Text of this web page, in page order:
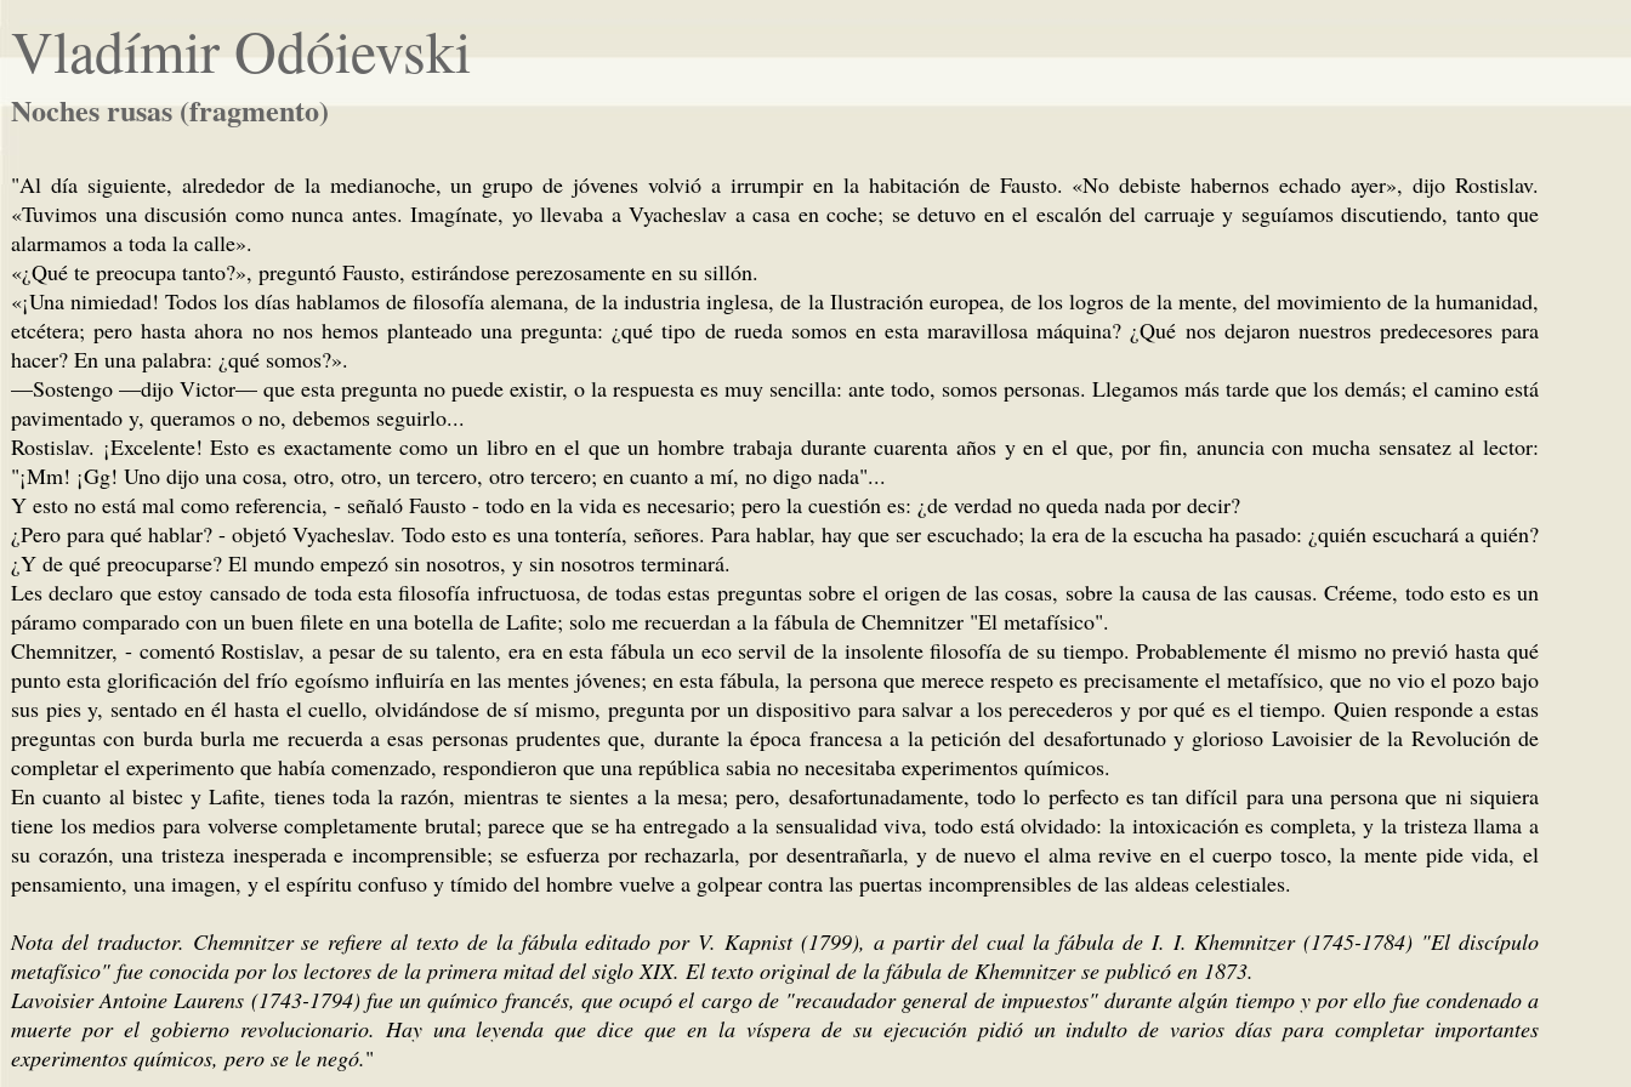
Vladímir Odóievski
Noches rusas (fragmento)
"Al día siguiente, alrededor de la medianoche, un grupo de jóvenes volvió a irrumpir en la habitación de Fausto. «No debiste habernos echado ayer», dijo Rostislav.
«Tuvimos una discusión como nunca antes. Imagínate, yo llevaba a Vyacheslav a casa en coche; se detuvo en el escalón del carruaje y seguíamos discutiendo, tanto que
alarmamos a toda la calle».
«¿Qué te preocupa tanto?», preguntó Fausto, estirándose perezosamente en su sillón.
«¡Una nimiedad! Todos los días hablamos de filosofía alemana, de la industria inglesa, de la Ilustración europea, de los logros de la mente, del movimiento de la humanidad,
etcétera; pero hasta ahora no nos hemos planteado una pregunta: ¿qué tipo de rueda somos en esta maravillosa máquina? ¿Qué nos dejaron nuestros predecesores para
hacer? En una palabra: ¿qué somos?».
—Sostengo —dijo Victor— que esta pregunta no puede existir, o la respuesta es muy sencilla: ante todo, somos personas. Llegamos más tarde que los demás; el camino está
pavimentado y, queramos o no, debemos seguirlo...
Rostislav. ¡Excelente! Esto es exactamente como un libro en el que un hombre trabaja durante cuarenta años y en el que, por fin, anuncia con mucha sensatez al lector:
"¡Mm! ¡Gg! Uno dijo una cosa, otro, otro, un tercero, otro tercero; en cuanto a mí, no digo nada"...
Y esto no está mal como referencia, - señaló Fausto - todo en la vida es necesario; pero la cuestión es: ¿de verdad no queda nada por decir?
¿Pero para qué hablar? - objetó Vyacheslav. Todo esto es una tontería, señores. Para hablar, hay que ser escuchado; la era de la escucha ha pasado: ¿quién escuchará a quién?
¿Y de qué preocuparse? El mundo empezó sin nosotros, y sin nosotros terminará.
Les declaro que estoy cansado de toda esta filosofía infructuosa, de todas estas preguntas sobre el origen de las cosas, sobre la causa de las causas. Créeme, todo esto es un
páramo comparado con un buen filete en una botella de Lafite; solo me recuerdan a la fábula de Chemnitzer "El metafísico".
Chemnitzer, - comentó Rostislav, a pesar de su talento, era en esta fábula un eco servil de la insolente filosofía de su tiempo. Probablemente él mismo no previó hasta qué
punto esta glorificación del frío egoísmo influiría en las mentes jóvenes; en esta fábula, la persona que merece respeto es precisamente el metafísico, que no vio el pozo bajo
sus pies y, sentado en él hasta el cuello, olvidándose de sí mismo, pregunta por un dispositivo para salvar a los perecederos y por qué es el tiempo. Quien responde a estas
preguntas con burda burla me recuerda a esas personas prudentes que, durante la época francesa a la petición del desafortunado y glorioso Lavoisier de la Revolución de
completar el experimento que había comenzado, respondieron que una república sabia no necesitaba experimentos químicos.
En cuanto al bistec y Lafite, tienes toda la razón, mientras te sientes a la mesa; pero, desafortunadamente, todo lo perfecto es tan difícil para una persona que ni siquiera
tiene los medios para volverse completamente brutal; parece que se ha entregado a la sensualidad viva, todo está olvidado: la intoxicación es completa, y la tristeza llama a
su corazón, una tristeza inesperada e incomprensible; se esfuerza por rechazarla, por desentrañarla, y de nuevo el alma revive en el cuerpo tosco, la mente pide vida, el
pensamiento, una imagen, y el espíritu confuso y tímido del hombre vuelve a golpear contra las puertas incomprensibles de las aldeas celestiales.
Nota del traductor. Chemnitzer se refiere al texto de la fábula editado por V. Kapnist (1799), a partir del cual la fábula de I. I. Khemnitzer (1745-1784) "El discípulo
metafísico" fue conocida por los lectores de la primera mitad del siglo XIX. El texto original de la fábula de Khemnitzer se publicó en 1873.
Lavoisier Antoine Laurens (1743-1794) fue un químico francés, que ocupó el cargo de "recaudador general de impuestos" durante algún tiempo y por ello fue condenado a
muerte por el gobierno revolucionario. Hay una leyenda que dice que en la víspera de su ejecución pidió un indulto de varios días para completar importantes
experimentos químicos, pero se le negó."